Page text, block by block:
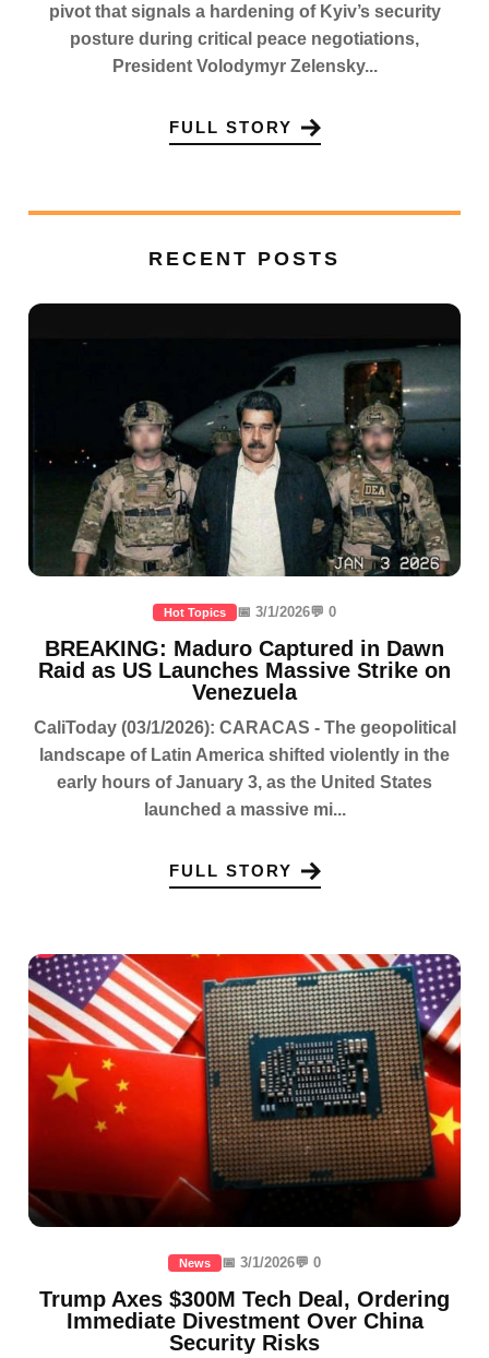
pivot that signals a hardening of Kyiv’s security
posture during critical peace negotiations,
President Volodymyr Zelensky...
FULL STORY
RECENT POSTS
Hot Topics 📅 3/1/2026💬 0
BREAKING: Maduro Captured in Dawn
Raid as US Launches Massive Strike on
Venezuela
CaliToday (03/1/2026): CARACAS - The geopolitical
landscape of Latin America shifted violently in the
early hours of January 3, as the United States
launched a massive mi...
FULL STORY
News 📅 3/1/2026💬 0
Trump Axes $300M Tech Deal, Ordering
Immediate Divestment Over China
Security Risks